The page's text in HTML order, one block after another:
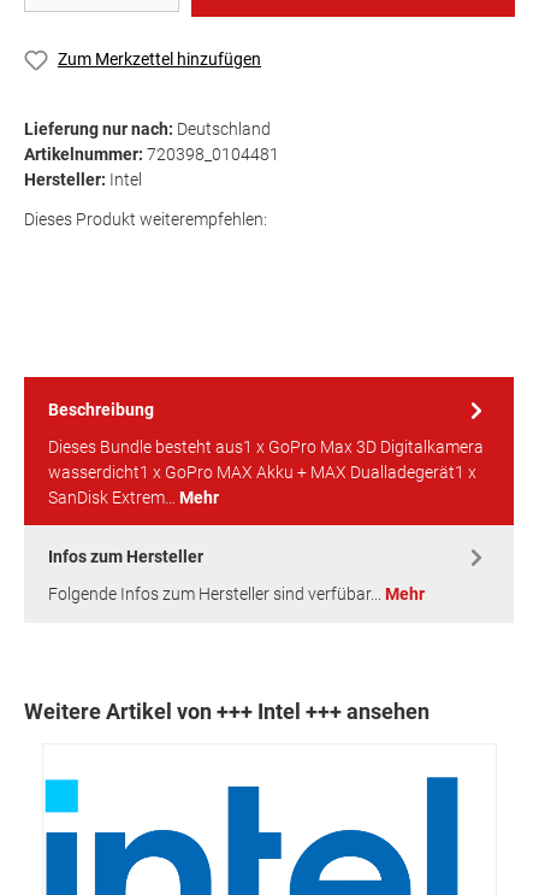
Zum Merkzettel hinzufügen
Lieferung nur nach: Deutschland
Artikelnummer: 720398_0104481
Hersteller: Intel
Dieses Produkt weiterempfehlen:
Beschreibung
Dieses Bundle besteht aus1 x GoPro Max 3D Digitalkamera
wasserdicht1 x GoPro MAX Akku + MAX Dualladegerät1 x
SanDisk Extrem… Mehr
Infos zum Hersteller
Folgende Infos zum Hersteller sind verfübar... Mehr
Weitere Artikel von +++ Intel +++ ansehen